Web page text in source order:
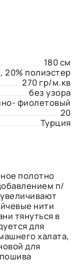
180 см
20% полиэстер
270 гр/м.кв
без узора
фиолетовый
20
Турция
полотно
п/
нити
тянуться в
для
халата,
для